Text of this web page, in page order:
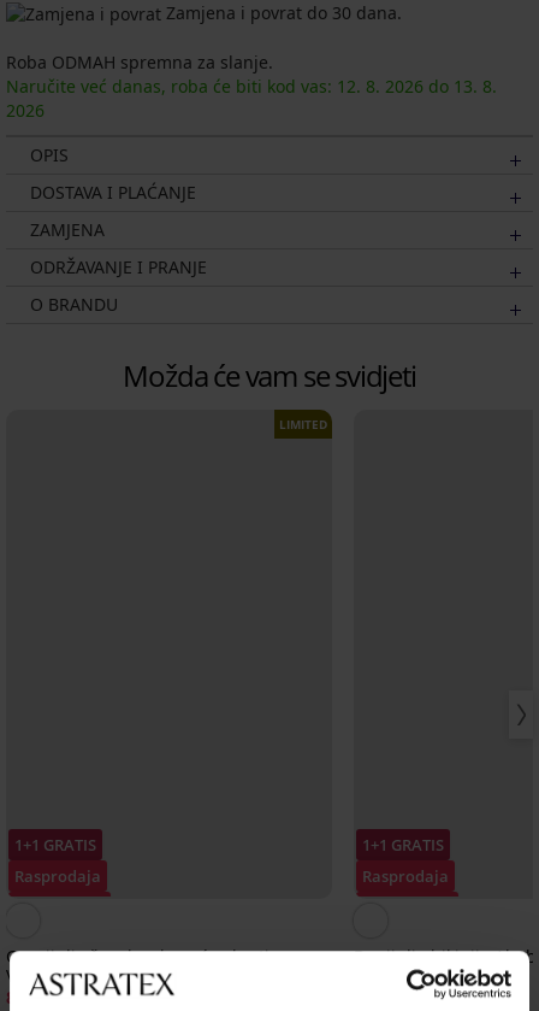
Zamjena i povrat do 30 dana.
Roba ODMAH spremna za slanje.
Naručite već danas, roba će biti kod vas: 12. 8. 2026 do 13. 8.
2026
OPIS
DOSTAVA I PLAĆANJE
ZAMJENA
ODRŽAVANJE I PRANJE
O BRANDU
Možda će vam se svidjeti
1+1 GRATIS
Rasprodaja
LIMITED
Gornji dio ženskog kupaćeg kostima
Vanessa I
8,70 €28,99 €
1+1 GRATIS
Rasprodaja
Donji dio bikinija
16,99 €